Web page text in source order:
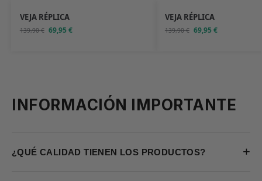
VEJA RÉPLICA
139,90€ 69,95€
VEJA RÉPLICA
139,90€ 69,95€
INFORMACIÓN IMPORTANTE
¿QUÉ CALIDAD TIENEN LOS PRODUCTOS? +